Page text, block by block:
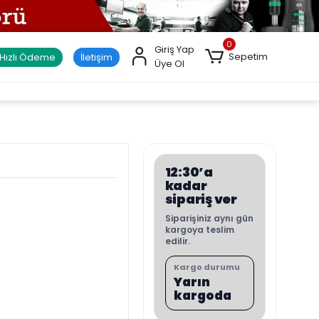
Hızlı Ödeme İletişim
Giriş Yap
Üye Ol
0
Sepetim
12:30’a
kadar
sipariş ver
Siparişiniz aynı gün
kargoya teslim
edilir.
Kargo durumu
Yarın
kargoda